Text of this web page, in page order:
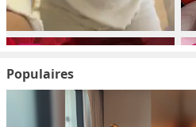
Populaires